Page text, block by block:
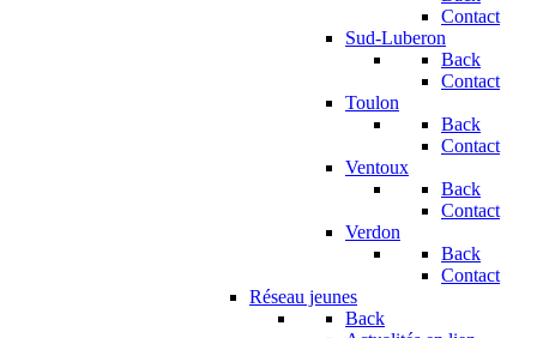
Contact
Sud-Luberon
Back
Contact
Toulon
Back
Contact
Ventoux
Back
Contact
Verdon
Back
Contact
Réseau jeunes
Back